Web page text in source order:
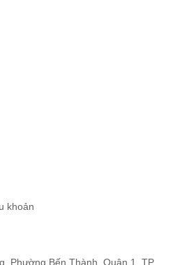
khoản
Phường Bến Thành, Quận 1, TP